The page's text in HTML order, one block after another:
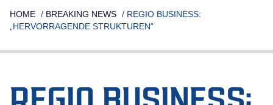
HOME / BREAKING NEWS / REGIO BUSINESS:
„HERVORRAGENDE STRUKTUREN“
REGIO BUSINESS: